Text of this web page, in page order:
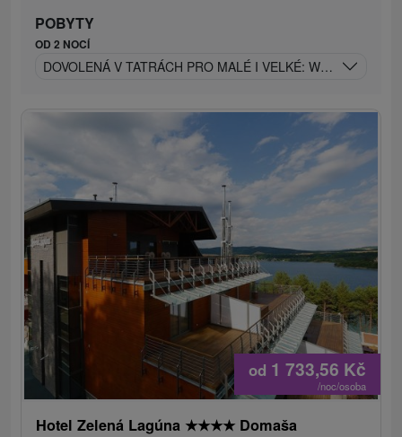
POBYTY
OD 2 NOCÍ
DOVOLENÁ V TATRÁCH PRO MALÉ I VELKÉ: WELLNESS &
od 1 733,56 Kč
/noc/osoba
Hotel Zelená Lagúna ★★★★ Domaša